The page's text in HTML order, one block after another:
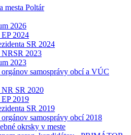
mesta Poltár
2026
2024
SR 2024
2023
2023
samosprávy obcí a VÚC
SR 2020
2019
SR 2019
samosprávy obcí 2018
okrsky v meste